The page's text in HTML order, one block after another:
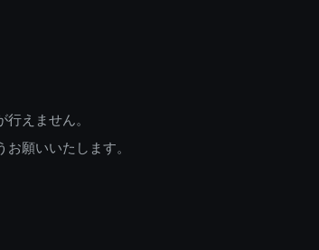
えません。
願いいたします。